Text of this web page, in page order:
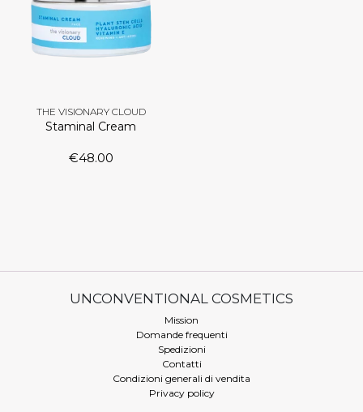
THE VISIONARY CLOUD
Staminal Cream
€48.00
UNCONVENTIONAL COSMETICS
Mission
Domande frequenti
Spedizioni
Contatti
Condizioni generali di vendita
Privacy policy